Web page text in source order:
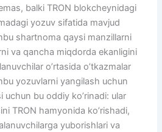
balki TRON blokcheynidagi
yozuv sifatida mavjud
shartnoma qaysi manzillarni
va qancha miqdorda ekanligini
o’rtasida o’tkazmalar
yozuvlarni yangilash uchun
uchun bu oddiy ko’rinadi: ular
TRON hamyonida ko’rishadi,
yuborishlari va